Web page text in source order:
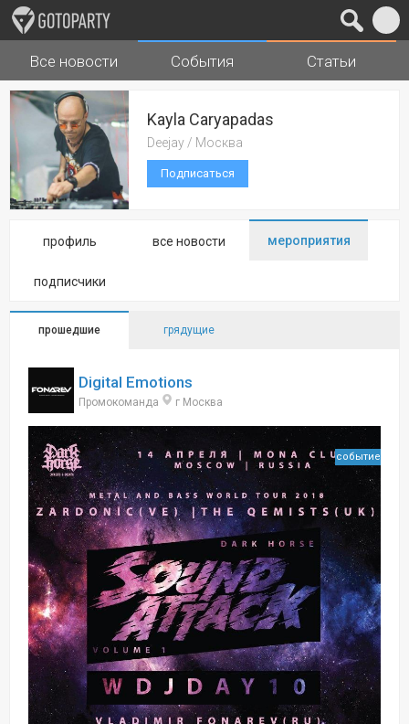
Города Музыка
Все новости События Статьи
Kayla Caryapadas
Deejay / Москва
Подписаться
профиль все новости мероприятия
подписчики
прошедшие грядущие
Digital Emotions
Промокоманда г Москва
событие